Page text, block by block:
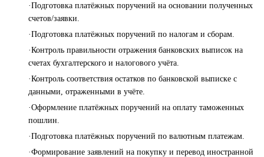
·Подготовка платёжных поручений на основании полученных
счетов/заявки.
·Подготовка платёжных поручений по налогам и сборам.
·Контроль правильности отражения банковских выписок на
счетах бухгалтерского и налогового учёта.
·Контроль соответствия остатков по банковской выписке с
данными, отраженными в учёте.
·Оформление платёжных поручений на оплату таможенных
пошлин.
·Подготовка платёжных поручений по валютным платежам.
·Формирование заявлений на покупку и перевод иностранной